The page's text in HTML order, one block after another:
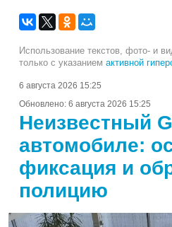
Использование текстов, фото- и
только с указанием активной
6 августа 2026 15:25
Обновлено: 6 августа 2026 15:25
Неизвестный
автомобиле:
фиксация и
полицию